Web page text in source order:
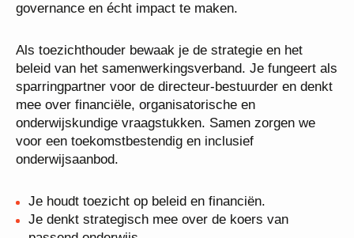
governance en écht impact te maken.
Als toezichthouder bewaak je de strategie en het
beleid van het samenwerkingsverband. Je fungeert als
sparringpartner voor de directeur-bestuurder en denkt
mee over financiële, organisatorische en
onderwijskundige vraagstukken. Samen zorgen we
voor een toekomstbestendig en inclusief
onderwijsaanbod.
Je houdt toezicht op beleid en financiën.
Je denkt strategisch mee over de koers van